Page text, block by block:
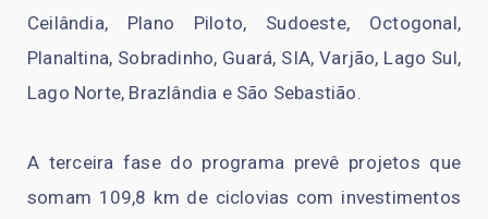
Ceilândia, Plano Piloto, Sudoeste, Octogonal,
Planaltina, Sobradinho, Guará, SIA, Varjão, Lago Sul,
Lago Norte, Brazlândia e São Sebastião.
A terceira fase do programa prevê projetos que
somam 109,8 km de ciclovias com investimentos